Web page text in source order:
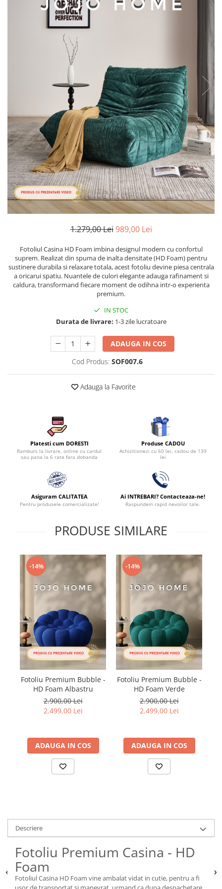
Cearceaf cu elastic
Cearceaf normal
Lenjerii De Pat Creponate
Lenjerii De Pat Bumbac Poplin 2
Lenjerii De Pat Bumbac Poplin,
Matlasate, 2 Persoane
Lenjerii De Pat Bumbac Satinat 2
Lenjerii De Pat Volanase
Lenjerii De Pat, Finet Premium 3D,
2 Persoane
Lenjerii De Pat Jacquard
Lenjerii De Pat Catifea
Lenjerii De Pat Cocolino
Set Lenjerie De Pat Blana
Set Lenjerie Pat Blanita Iepure, 6
Piese, Cu Pilota Inclusa
Lenjerii De Pat Premium Collection
Set Lenjerie De Pat, 7 Piese, Cu
Pilota / Cuvertura Inclusa
Set Lenjerie De Pat Jacquard Regal,
11 Piese, Cuvertura Inclusa
Lenjerii Damasc Egiptean King Size
Lenjerii De Pat, Finet Premium, 1
Lenjerii De Pat Damasc 1 Persoana
Lenjerii De Pat, Imprimeu 3D, 1
1.279,00 Lei 989,00 Lei
Fotoliul Casina HD Foam imbina designul modern cu confortul
suprem. Realizat din spuma de inalta densitate (HD Foam) pentru
sustinere durabila si relaxare totala, acest fotoliu devine piesa centrala
a oricarui spatiu. Nuantele de culori elegante adauga rafinament si
caldura, transformand fiecare moment de odihna intr-o experienta
premium.
IN STOC
Durata de livrare: 1-3 zile lucratoare
ADAUGA IN COS
Cod Produs: SOF007.6
Adauga la Favorite
Platesti cum DORESTI
Ramburs la livrare, online cu cardul
sau pana la 6 rate fara dobanda
Produse CADOU
Achizitionezi cu 60 lei, cadou de 139
lei
Asiguram CALITATEA
Pentru produsele comercializate!
Ai INTREBARI? Contacteaza-ne!
Raspundem rapid nevoilor tale.
PRODUSE SIMILARE
-14%
Fotoliu Premium Bubble -
HD Foam Albastru
2.900,00 Lei
2.499,00 Lei
ADAUGA IN COS
-14%
Fotoliu Premium Bubble -
HD Foam Verde
2.900,00 Lei
2.499,00 Lei
ADAUGA IN COS
Descriere
Fotoliu Premium Casina - HD
Foam
Fotoliul Casina HD Foam vine ambalat vidat in cutie, pentru a fi